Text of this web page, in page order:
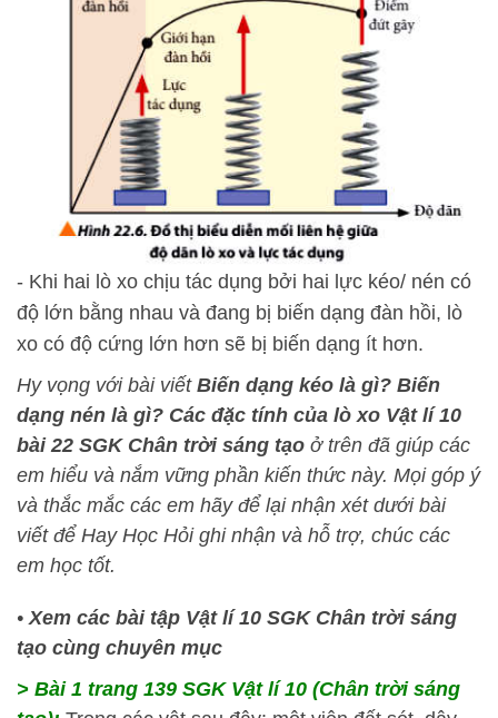
- Khi hai lò xo chịu tác dụng bởi hai lực kéo/ nén có
độ lớn bằng nhau và đang bị biến dạng đàn hồi, lò
xo có độ cứng lớn hơn sẽ bị biến dạng ít hơn.
Hy vọng với bài viết Biến dạng kéo là gì? Biến
dạng nén là gì? Các đặc tính của lò xo Vật lí 10
bài 22 SGK Chân trời sáng tạo ở trên đã giúp các
em hiểu và nắm vững phần kiến thức này. Mọi góp ý
và thắc mắc các em hãy để lại nhận xét dưới bài
viết để Hay Học Hỏighi nhận và hỗ trợ, chúc các
em học tốt.
•Xem các bài tập Vật lí 10 SGK Chân trời sáng
tạo cùng chuyên mục
> Bài 1 trang 139 SGK Vật lí 10 (Chân trời sáng